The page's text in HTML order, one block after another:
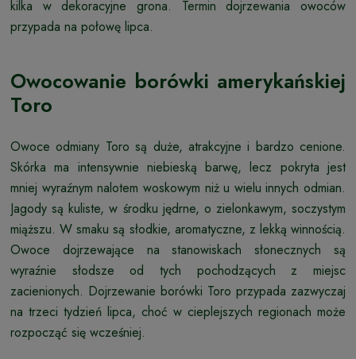
kilka w dekoracyjne grona. Termin dojrzewania owoców
przypada na połowę lipca.
Owocowanie borówki amerykańskiej
Toro
Owoce odmiany Toro są duże, atrakcyjne i bardzo cenione.
Skórka ma intensywnie niebieską barwę, lecz pokryta jest
mniej wyraźnym nalotem woskowym niż u wielu innych odmian.
Jagody są kuliste, w środku jędrne, o zielonkawym, soczystym
miąższu. W smaku są słodkie, aromatyczne, z lekką winnością.
Owoce dojrzewające na stanowiskach słonecznych są
wyraźnie słodsze od tych pochodzących z miejsc
zacienionych. Dojrzewanie borówki Toro przypada zazwyczaj
na trzeci tydzień lipca, choć w cieplejszych regionach może
rozpocząć się wcześniej.